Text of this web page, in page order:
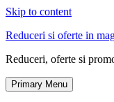
Skip to content
Reduceri si oferte in
Reduceri, oferte si
Primary Menu